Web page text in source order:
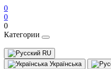
0
0
0
Категории
RU
Українська